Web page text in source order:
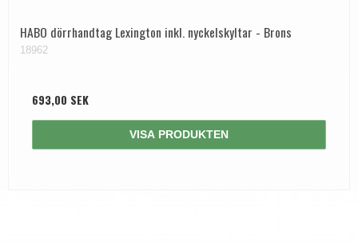
HABO dörrhandtag Lexington inkl. nyckelskyltar - Brons
18962
693,00 SEK
VISA PRODUKTEN